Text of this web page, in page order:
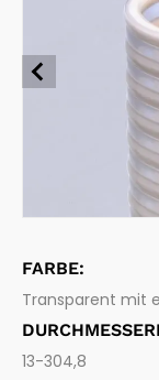
FARBE:
Transparent mit
13-304,8